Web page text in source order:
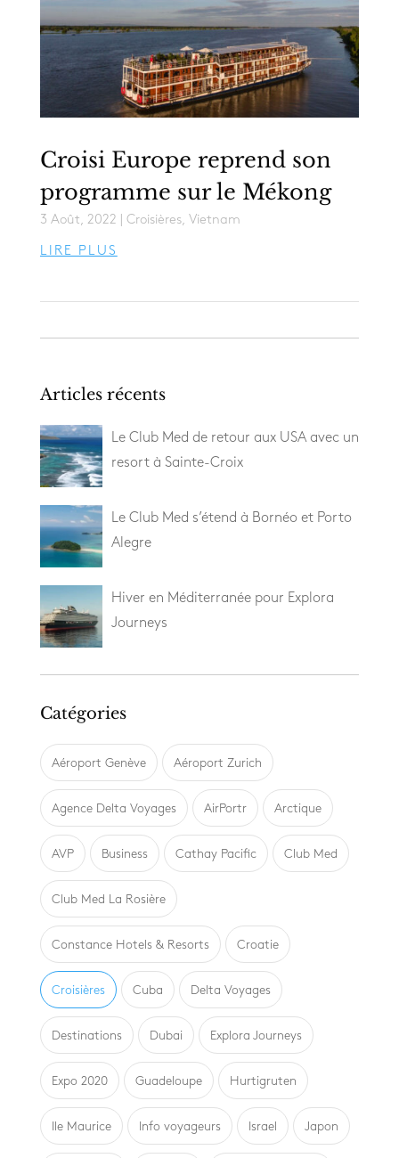
Croisi Europe reprend son
programme sur le Mékong
3 Août, 2022 Croisières, Vietnam
LIRE PLUS
Articles récents
Le Club Med de retour aux USA avec un
resort à Sainte-Croix
Le Club Med s’étend à Bornéo et Porto
Alegre
Hiver en Méditerranée pour Explora
Journeys
Catégories
Aéroport Genève Aéroport Zurich
Agence Delta Voyages AirPortr Arctique
AVP Business Cathay Pacific Club Med
Club Med La Rosière
Constance Hotels & Resorts Croatie
Croisières Cuba Delta Voyages
Destinations Dubai Explora Journeys
Expo 2020 Guadeloupe Hurtigruten
Ile Maurice Info voyageurs Israel Japon